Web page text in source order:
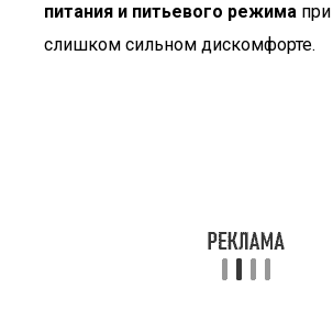
питания и питьевого режима
слишком сильном дискомфорте.